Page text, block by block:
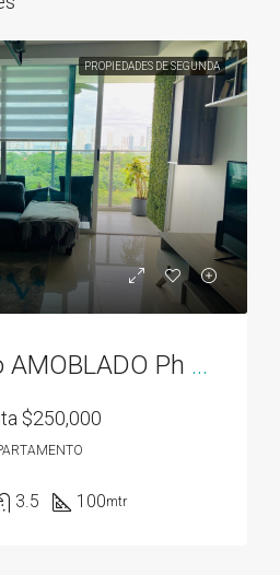
PROPIEDADES DE SEGUNDA
Apartamento AMOBLADO Ph Residencias del Sol acceso directo al Parque Omar
$250,000
3.5 100mtr